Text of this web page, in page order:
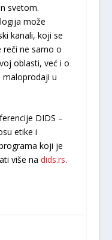
svetom.
može
kanali, koji se
reči ne samo o
oblasti, već i o
u
DIDS –
etike i
koji je
više na dids.rs.